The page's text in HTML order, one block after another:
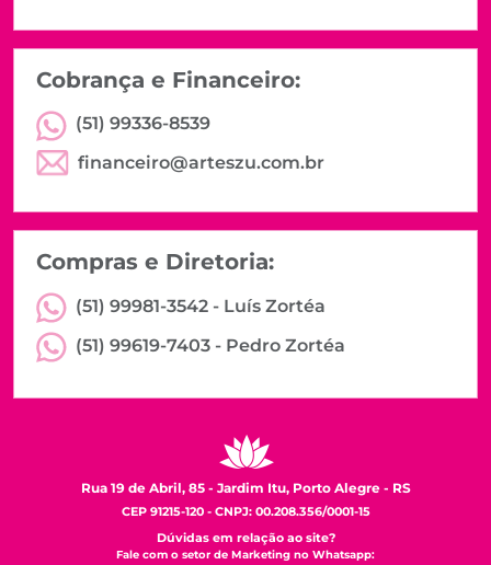
Cobrança e Financeiro:
(51) 99336-8539
financeiro@arteszu.com.br
Compras e Diretoria:
(51) 99981-3542 - Luís Zortéa
(51) 99619-7403 - Pedro Zortéa
Rua 19 de Abril, 85 - Jardim Itu, Porto Alegre - RS
CEP 91215-120 - CNPJ: 00.208.356/0001-15
Dúvidas em relação ao site?
Fale com o setor de Marketing no Whatsapp: